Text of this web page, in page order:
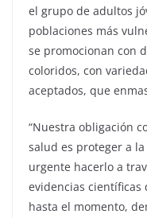
el grupo de adultos
poblaciones más
se promocionan con
coloridos, con
aceptados, que
“Nuestra obligación
salud es proteger a
urgente hacerlo a
evidencias científicas
hasta el momento,